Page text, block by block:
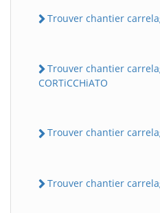
Trouver chantier
Trouver chantier
CORTiCCHiATO
Trouver chantier
Trouver chantier